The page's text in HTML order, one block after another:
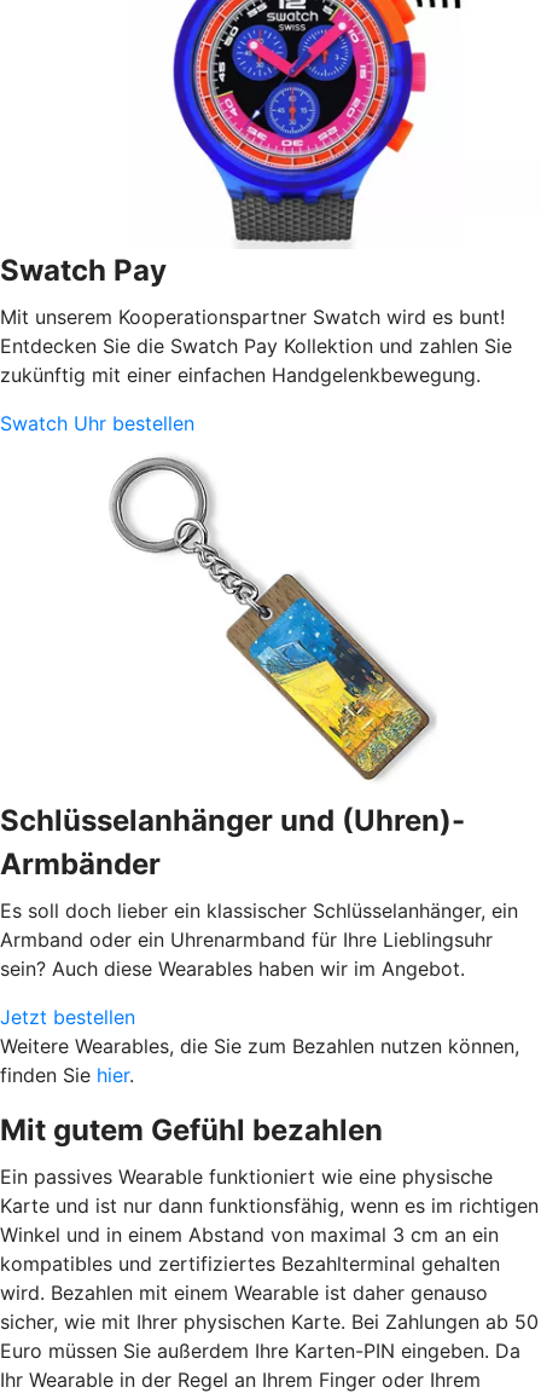
Swatch Pay
Mit unserem Kooperationspartner Swatch wird es bunt!
Entdecken Sie die Swatch Pay Kollektion und zahlen Sie
zukünftig mit einer einfachen Handgelenkbewegung.
Swatch Uhr bestellen
Schlüsselanhänger und (Uhren)-
Armbänder
Es soll doch lieber ein klassischer Schlüsselanhänger, ein
Armband oder ein Uhrenarmband für Ihre Lieblingsuhr
sein? Auch diese Wearables haben wir im Angebot.
Jetzt bestellen
Weitere Wearables, die Sie zum Bezahlen nutzen können,
finden Sie hier.
Mit gutem Gefühl bezahlen
Ein passives Wearable funktioniert wie eine physische
Karte und ist nur dann funktionsfähig, wenn es im richtigen
Winkel und in einem Abstand von maximal 3 cm an ein
kompatibles und zertifiziertes Bezahlterminal gehalten
wird. Bezahlen mit einem Wearable ist daher genauso
sicher, wie mit Ihrer physischen Karte. Bei Zahlungen ab 50
Euro müssen Sie außerdem Ihre Karten-PIN eingeben. Da
Ihr Wearable in der Regel an Ihrem Finger oder Ihrem